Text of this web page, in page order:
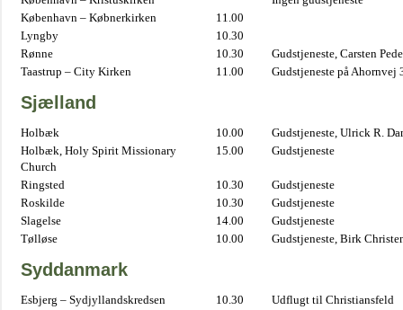
København – Købnerkirken
11.00
Lyngby
10.30
Rønne
10.30
Gudstjeneste, Carsten
Taastrup – City Kirken
11.00 Gudstjeneste på Ahornvej
Sjælland
Holbæk 10.00
Gudstjeneste, Ulrick R.
Holbæk, Holy Spirit Missionary
Church
15.00 Gudstjeneste
Ringsted 10.30
Gudstjeneste
Roskilde
10.30
Gudstjeneste
Slagelse
14.00
Gudstjeneste
Tølløse
10.00 Gudstjeneste, Birk
Syddanmark
Esbjerg – Sydjyllandskredsen 10.30
Udflugt til Christiansfeld